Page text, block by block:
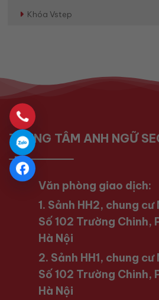
Khóa Vstep
TRUNG TÂM ANH NGỮ
Văn phòng giao dịch:
1. Sảnh HH2, chung
Số 102 Trường Chinh,
Hà Nội
2. Sảnh HH1, chung
Số 102 Trường Chinh,
Hà Nội